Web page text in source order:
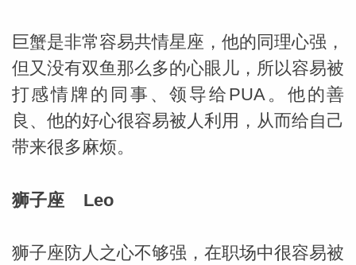
网
巨蟹是非常容易共情星座，他的同理心强，
但又没有双鱼那么多的心眼儿，所以容易被
打感情牌的同事、领导给PUA。他的善
良、他的好心很容易被人利用，从而给自己
带来很多麻烦。
狮子座 Leo
狮子座防人之心不够强，在职场中很容易被